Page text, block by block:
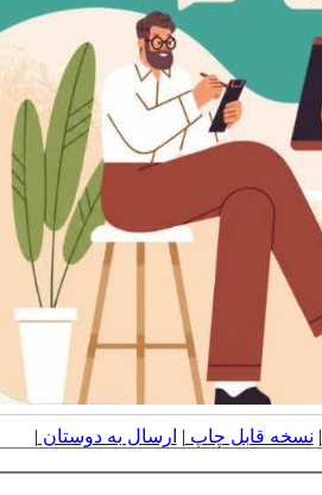
| نسخه قابل چاپ | ارسال به دوستان |